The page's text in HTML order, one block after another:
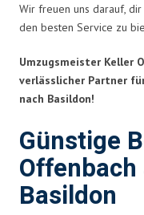
Wir freuen uns darauf,
den besten Service zu
Umzugsmeister Keller
verlässlicher Partner
nach Basildon!
Günstige
Basildon